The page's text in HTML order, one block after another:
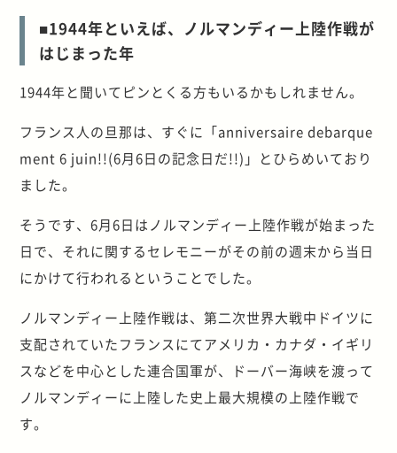
■1944年といえば、ノルマンディー上陸作戦が
はじまった年
1944年と聞いてピンとくる方もいるかもしれません。
フランス人の旦那は、すぐに「anniversaire debarque
ment 6 juin!!(6月6日の記念日だ!!)」とひらめいており
ました。
そうです、6月6日はノルマンディー上陸作戦が始まった
日で、それに関するセレモニーがその前の週末から当日
にかけて行われるということでした。
ノルマンディー上陸作戦は、第二次世界大戦中ドイツに
支配されていたフランスにてアメリカ・カナダ・イギリ
スなどを中心とした連合国軍が、ドーバー海峡を渡って
ノルマンディーに上陸した史上最大規模の上陸作戦で
す。